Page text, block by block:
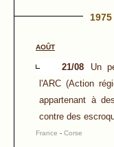
1975
AOÛT
21/08
Un
l'ARC (Action
appartenant à
contre des
France - Corse